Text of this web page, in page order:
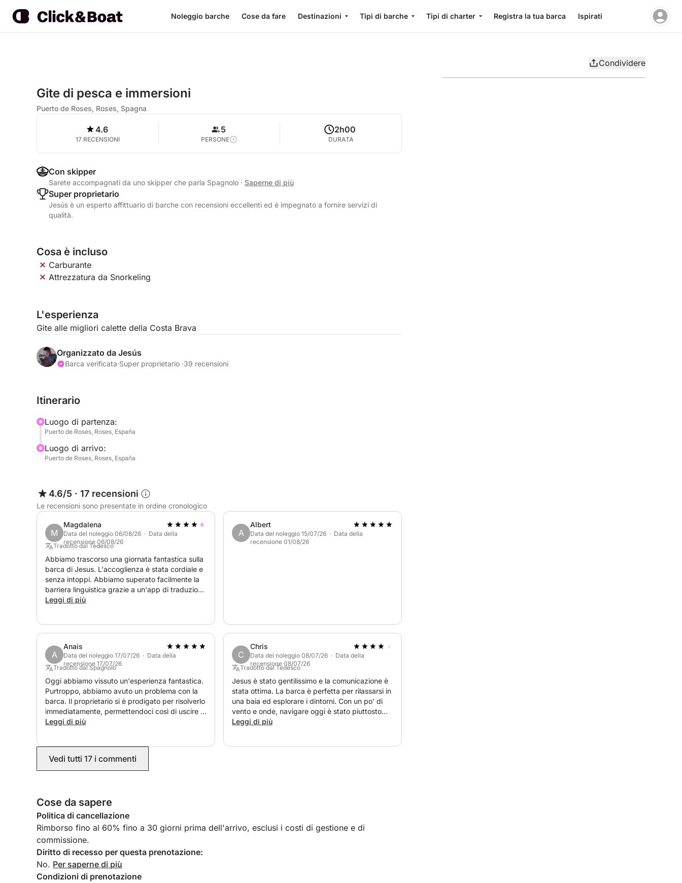
Noleggio barche Cose da fare Destinazioni Tipi di barche Tipi di charter Registra la tua barca Ispirati
Condividere
Gite di pesca e immersioni
Puerto de Roses, Roses, Spagna
4.6
17 RECENSIONI
5
PERSONE
2h00
DURATA
Con skipper
Sarete accompagnati da uno skipper che parla Spagnolo · Saperne di più
Super proprietario
Jesús è un esperto affittuario di barche con recensioni eccellenti ed è impegnato a fornire servizi di
qualità.
Cosa è incluso
Carburante
Attrezzatura da Snorkeling
L'esperienza
Gite alle migliori calette della Costa Brava
Organizzato da Jesús
Barca verificata·Super proprietario ·39 recensioni
Itinerario
Luogo di partenza:
Puerto de Roses, Roses, España
Luogo di arrivo:
Puerto de Roses, Roses, España
4.6/5 · 17 recensioni
Le recensioni sono presentate in ordine cronologico
M
Magdalena
Data del noleggio 06/08/26 · Data della
recensione 06/08/26
Tradotto dal Tedesco
Abbiamo trascorso una giornata fantastica sulla
barca di Jesus. L'accoglienza è stata cordiale e
senza intoppi. Abbiamo superato facilmente la
barriera linguistica grazie a un'app di traduzione
e un po' di umorismo. Il rapporto qualità-prezzo
Leggi di più
A
Albert
Data del noleggio 15/07/26 · Data della
recensione 01/08/26
A
Anais
Data del noleggio 17/07/26 · Data della
recensione 17/07/26
Tradotto dal Spagnolo
Oggi abbiamo vissuto un'esperienza fantastica.
Purtroppo, abbiamo avuto un problema con la
barca. Il proprietario si è prodigato per risolverlo
immediatamente, permettendoci così di uscire in
barca a vela un altro giorno. Lo consiglio
Leggi di più
C
Chris
Data del noleggio 08/07/26 · Data della
recensione 08/07/26
Tradotto dal Tedesco
Jesus è stato gentilissimo e la comunicazione è
stata ottima. La barca è perfetta per rilassarsi in
una baia ed esplorare i dintorni. Con un po' di
vento e onde, navigare oggi è stato piuttosto
faticoso. Ciononostante, l'esperienza vale
Leggi di più
Vedi tutti 17 i commenti
Cose da sapere
Politica di cancellazione
Rimborso fino al 60% fino a 30 giorni prima dell'arrivo, esclusi i costi di gestione e di
commissione.
Diritto di recesso per questa prenotazione:
No. Per saperne di più
Condizioni di prenotazione